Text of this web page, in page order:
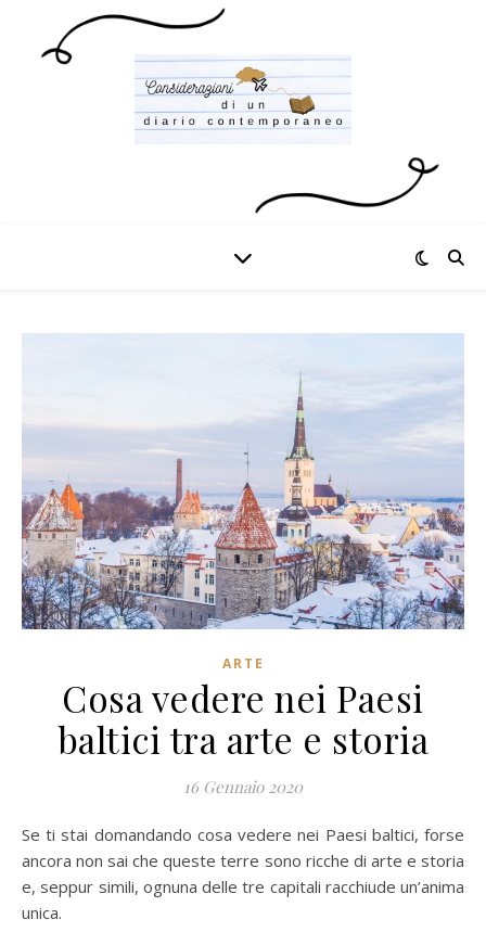
ARTE
Cosa vedere nei Paesi
baltici tra arte e storia
16 Gennaio 2020
Se ti stai domandando cosa vedere nei Paesi baltici, forse
ancora non sai che queste terre sono ricche di arte e storia
e, seppur simili, ognuna delle tre capitali racchiude un’anima
unica.